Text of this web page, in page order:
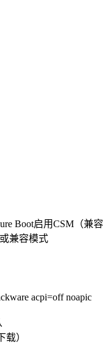
Boot启用CSM（兼容
兼容模式
acpi=off noapic
载）